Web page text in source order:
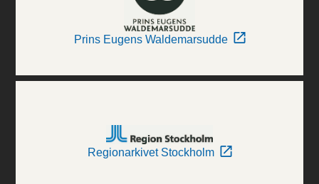
Prins Eugens Waldemarsudde
Regionarkivet Stockholm